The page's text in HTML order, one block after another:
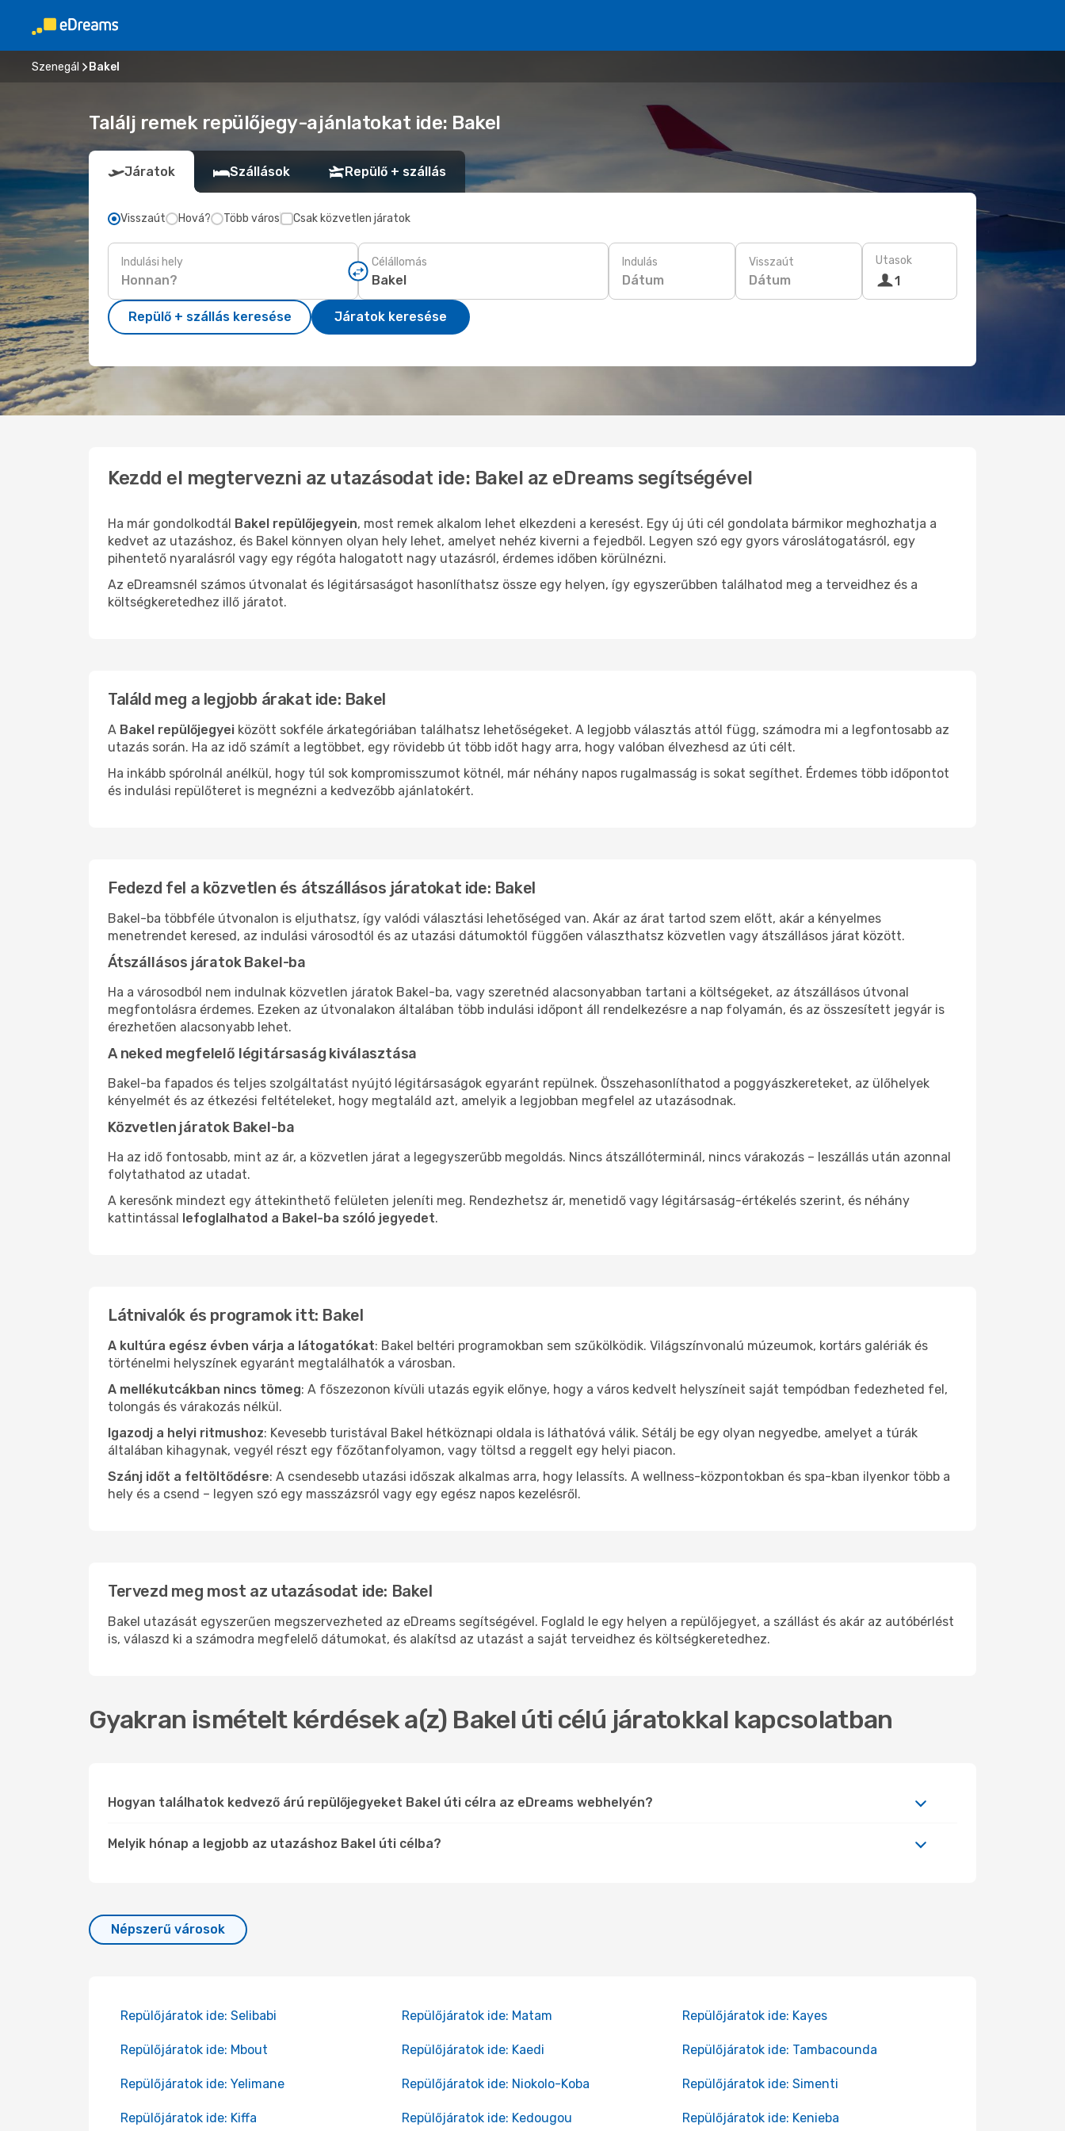
Szenegál Bakel
Találj remek repülőjegy-ajánlatokat ide: Bakel
Járatok Szállások Repülő + szállás
Visszaút Hová? Több város Csak közvetlen járatok
Indulási hely Célállomás Indulás
Dátum
Visszaút
Dátum
Utasok
1
Repülő + szállás keresése Járatok keresése
Kezdd el megtervezni az utazásodat ide: Bakel az eDreams segítségével
Ha már gondolkodtál Bakel repülőjegyein, most remek alkalom lehet elkezdeni a keresést. Egy új úti cél gondolata bármikor meghozhatja a
kedvet az utazáshoz, és Bakel könnyen olyan hely lehet, amelyet nehéz kiverni a fejedből. Legyen szó egy gyors városlátogatásról, egy
pihentető nyaralásról vagy egy régóta halogatott nagy utazásról, érdemes időben körülnézni.
Az eDreamsnél számos útvonalat és légitársaságot hasonlíthatsz össze egy helyen, így egyszerűbben találhatod meg a terveidhez és a
költségkeretedhez illő járatot.
Találd meg a legjobb árakat ide: Bakel
A Bakel repülőjegyei között sokféle árkategóriában találhatsz lehetőségeket. A legjobb választás attól függ, számodra mi a legfontosabb az
utazás során. Ha az idő számít a legtöbbet, egy rövidebb út több időt hagy arra, hogy valóban élvezhesd az úti célt.
Ha inkább spórolnál anélkül, hogy túl sok kompromisszumot kötnél, már néhány napos rugalmasság is sokat segíthet. Érdemes több időpontot
és indulási repülőteret is megnézni a kedvezőbb ajánlatokért.
Fedezd fel a közvetlen és átszállásos járatokat ide: Bakel
Bakel-ba többféle útvonalon is eljuthatsz, így valódi választási lehetőséged van. Akár az árat tartod szem előtt, akár a kényelmes
menetrendet keresed, az indulási városodtól és az utazási dátumoktól függően választhatsz közvetlen vagy átszállásos járat között.
Átszállásos járatok Bakel-ba
Ha a városodból nem indulnak közvetlen járatok Bakel-ba, vagy szeretnéd alacsonyabban tartani a költségeket, az átszállásos útvonal
megfontolásra érdemes. Ezeken az útvonalakon általában több indulási időpont áll rendelkezésre a nap folyamán, és az összesített jegyár is
érezhetően alacsonyabb lehet.
A neked megfelelő légitársaság kiválasztása
Bakel-ba fapados és teljes szolgáltatást nyújtó légitársaságok egyaránt repülnek. Összehasonlíthatod a poggyászkereteket, az ülőhelyek
kényelmét és az étkezési feltételeket, hogy megtaláld azt, amelyik a legjobban megfelel az utazásodnak.
Közvetlen járatok Bakel-ba
Ha az idő fontosabb, mint az ár, a közvetlen járat a legegyszerűbb megoldás. Nincs átszállóterminál, nincs várakozás – leszállás után azonnal
folytathatod az utadat.
A keresőnk mindezt egy áttekinthető felületen jeleníti meg. Rendezhetsz ár, menetidő vagy légitársaság-értékelés szerint, és néhány
kattintással lefoglalhatod a Bakel-ba szóló jegyedet.
Látnivalók és programok itt: Bakel
A kultúra egész évben várja a látogatókat: Bakel beltéri programokban sem szűkölködik. Világszínvonalú múzeumok, kortárs galériák és
történelmi helyszínek egyaránt megtalálhatók a városban.
A mellékutcákban nincs tömeg: A főszezonon kívüli utazás egyik előnye, hogy a város kedvelt helyszíneit saját tempódban fedezheted fel,
tolongás és várakozás nélkül.
Igazodj a helyi ritmushoz: Kevesebb turistával Bakel hétköznapi oldala is láthatóvá válik. Sétálj be egy olyan negyedbe, amelyet a túrák
általában kihagynak, vegyél részt egy főzőtanfolyamon, vagy töltsd a reggelt egy helyi piacon.
Szánj időt a feltöltődésre: A csendesebb utazási időszak alkalmas arra, hogy lelassíts. A wellness-központokban és spa-kban ilyenkor több a
hely és a csend – legyen szó egy masszázsról vagy egy egész napos kezelésről.
Tervezd meg most az utazásodat ide: Bakel
Bakel utazását egyszerűen megszervezheted az eDreams segítségével. Foglald le egy helyen a repülőjegyet, a szállást és akár az autóbérlést
is, válaszd ki a számodra megfelelő dátumokat, és alakítsd az utazást a saját terveidhez és költségkeretedhez.
Gyakran ismételt kérdések a(z) Bakel úti célú járatokkal kapcsolatban
Hogyan találhatok kedvező árú repülőjegyeket Bakel úti célra az eDreams webhelyén?
Melyik hónap a legjobb az utazáshoz Bakel úti célba?
Népszerű városok
Repülőjáratok ide: Selibabi Repülőjáratok ide: Matam Repülőjáratok ide: Kayes
Repülőjáratok ide: Mbout Repülőjáratok ide: Kaedi Repülőjáratok ide: Tambacounda
Repülőjáratok ide: Yelimane Repülőjáratok ide: Niokolo-Koba Repülőjáratok ide: Simenti
Repülőjáratok ide: Kiffa Repülőjáratok ide: Kedougou Repülőjáratok ide: Kenieba